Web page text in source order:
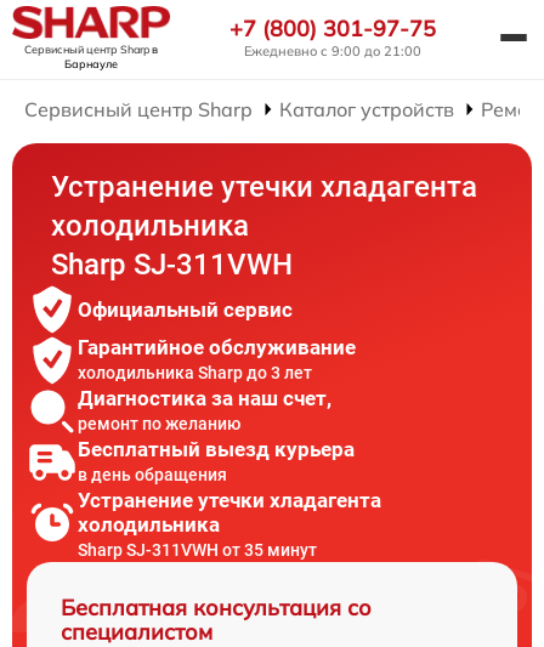
Сервисный центр Sharpв
Барнауле
+7 (800) 301-97-75
Ежедневно с 9:00 до 21:00
Сервисный центр Sharp Каталог устройств
Устранение утечки хладагента
холодильника
Sharp SJ-311VWH
Официальный сервис
Гарантийное обслуживание
холодильника Sharp до 3 лет
Диагностика за наш счет,
ремонт по желанию
Бесплатный выезд курьера
в день обращения
Устранение утечки хладагента
холодильника
Sharp SJ-311VWH от 35 минут
Бесплатная консультация со
специалистом